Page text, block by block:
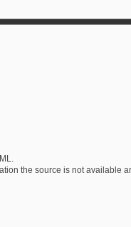
the source is not available